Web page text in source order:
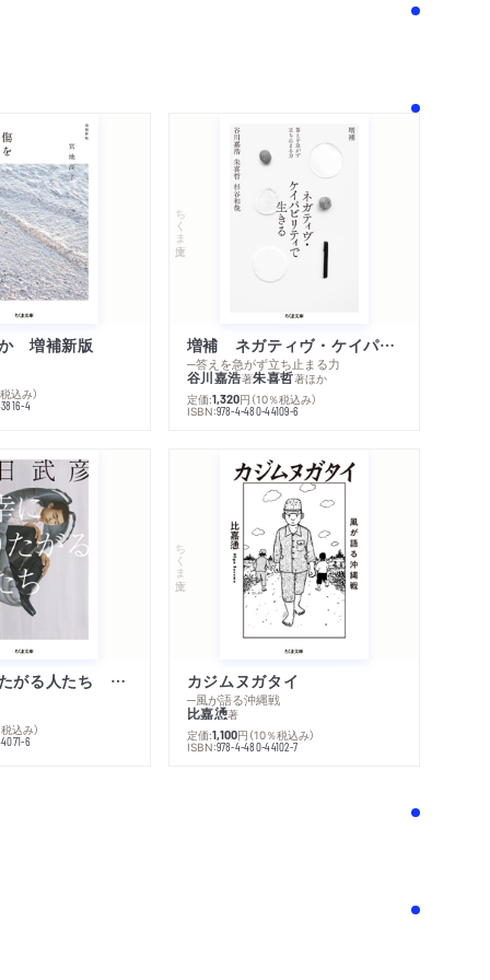
増補新版
込み）
4
ちくま文庫
増補 ネガティヴ・ケイパビリティで生きる
─答えを急がず立ち止まる力
谷川嘉浩著朱喜哲著ほか
定価:1,320円 （10％税込み）
ISBN:978-4-480-44109-6
不幸になりたがる人たち 増補新版
込み）
6
ちくま文庫
カジムヌガタイ
─風が語る沖縄戦
比嘉慂著
定価:1,100円 （10％税込み）
ISBN:978-4-480-44102-7